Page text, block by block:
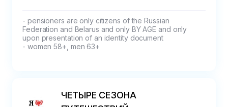
- pensioners are only citizens of the Russian
Federation and Belarus and only BY AGE and only
upon presentation of an identity document
- women 58+, men 63+
ЧЕТЫРЕ СЕЗОНА